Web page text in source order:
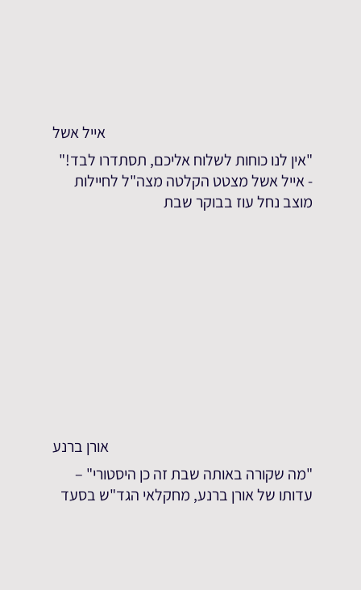
אייל אשל
"אין לנו כוחות לשלוח אליכם, תסתדרו לבד!"
- אייל אשל מצטט הקלטה מצה"ל לחיילות
מוצב נחל עוז בבוקר שבת
אורן ברנע
"מה שקורה באותה שבת זה כן היסטורי" –
עדותו של אורן ברנע, מחקלאי הגד"ש בסעד